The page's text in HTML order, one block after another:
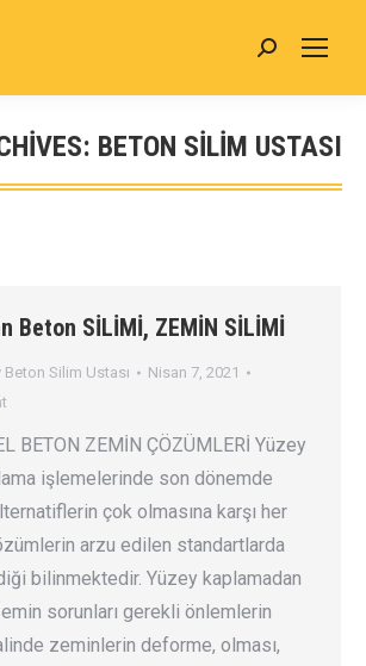
BETON SILIM USTASI
You are here:
Beton SİLİMİ, ZEMİN SİLİMİ
Beton Silim Ustası
Nisan 7, 2021
BETON ZEMİN ÇÖZÜMLERİ Yüzey
işlemelerinde son dönemde
çok olmasına karşı her
arzu edilen standartlarda
bilinmektedir. Yüzey kaplamadan
sorunları gerekli önlemlerin
zeminlerin deforme, olması,